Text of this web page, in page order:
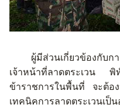
ผู้มีส่วนเกี่ยวข้องกับก
เจ้าหน้าที่ลาดตระเวน
พิ
ข้าราชการในพื้นที่
จะต้อ
เทคนิคการลาดตระเวนเป็